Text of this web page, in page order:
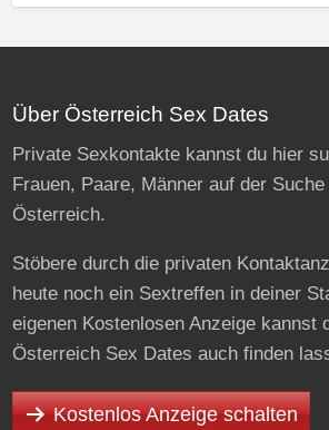
Über Österreich Sex Dates
Private Sexkontakte kannst du hier
Frauen, Paare, Männer auf der
Österreich.
Stöbere durch die privaten
heute noch ein Sextreffen in deiner
eigenen Kostenlosen Anzeige kannst
Österreich Sex Dates auch finden
Kostenlos Anzeige schalten